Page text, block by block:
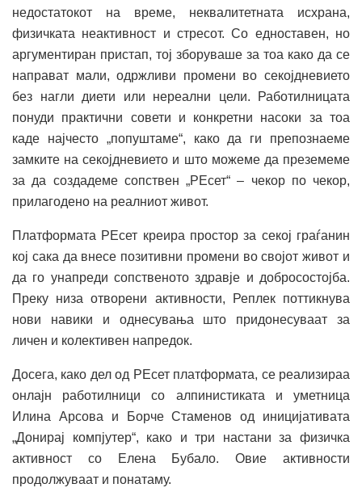
недостатокот на време, неквалитетната исхрана,
физичката неактивност и стресот. Со едноставен, но
аргументиран пристап, тој зборуваше за тоа како да се
направат мали, одржливи промени во секојдневието
без нагли диети или нереални цели. Работилницата
понуди практични совети и конкретни насоки за тоа
каде најчесто „попуштаме“, како да ги препознаеме
замките на секојдневието и што можеме да преземеме
за да создадеме сопствен „РЕсет“ – чекор по чекор,
прилагодено на реалниот живот.
Платформата РЕсет креира простор за секој граѓанин
кој сака да внесе позитивни промени во својот живот и
да го унапреди сопственото здравје и добросостојба.
Преку низа отворени активности, Реплек поттикнува
нови навики и однесувања што придонесуваат за
личен и колективен напредок.
Досега, како дел од РЕсет платформата, се реализираа
онлајн работилници со алпинистиката и уметница
Илина Арсова и Борче Стаменов од иницијативата
„Донирај компјутер“, како и три настани за физичка
активност со Елена Бубало. Овие активности
продолжуваат и понатаму.